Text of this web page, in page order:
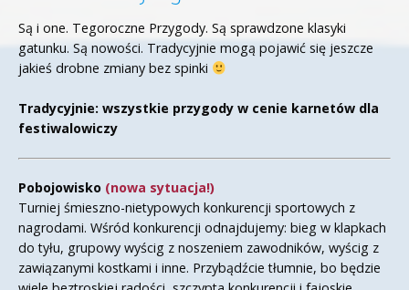
Są i one. Tegoroczne Przygody. Są sprawdzone klasyki
gatunku. Są nowości. Tradycyjnie mogą pojawić się jeszcze
jakieś drobne zmiany bez spinki
Tradycyjnie: wszystkie przygody w cenie karnetów dla
festiwalowiczy
Pobojowisko (nowa sytuacja!)
Turniej śmieszno-nietypowych konkurencji sportowych z
nagrodami. Wśród konkurencji odnajdujemy: bieg w klapkach
do tyłu, grupowy wyścig z noszeniem zawodników, wyścig z
zawiązanymi kostkami i inne. Przybądźcie tłumnie, bo będzie